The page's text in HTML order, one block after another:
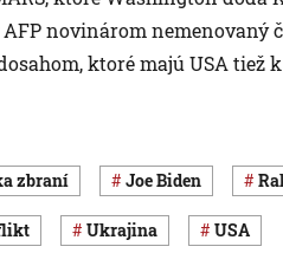
novinárom nemenovaný
ktoré majú USA tiež
zbraní Joe Biden
Ukrajina USA